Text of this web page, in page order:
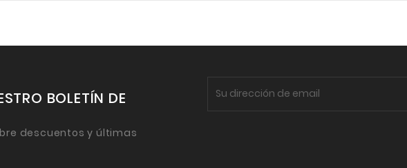
BOLETÍN DE
descuentos y últimas